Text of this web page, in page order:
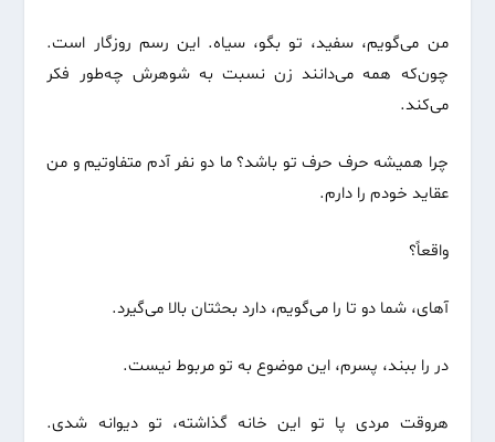
من می‌گویم، سفید، تو بگو، سیاه. این رسم روزگار است.
چون‌که همه می‌دانند زن نسبت به شوهرش چه‌طور فکر
می‌کند.
چرا همیشه حرف حرف تو باشد؟ ما دو نفر آدم متفاوتیم و من
عقاید خودم را دارم.
واقعاً؟
آهای، شما دو تا را می‌گویم، دارد بحثتان بالا می‌گیرد.
در را ببند، پسرم، این موضوع به تو مربوط نیست.
هروقت مردی پا تو این خانه گذاشته، تو دیوانه شدی.